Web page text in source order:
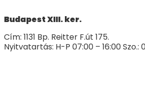
Budapest XIII. ker.
Cím: 1131 Bp. Reitter F.út 175.
Nyitvatartás: H-P 07:00 – 16:00 Szo.: